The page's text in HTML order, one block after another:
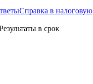
Справка в налоговую
в срок